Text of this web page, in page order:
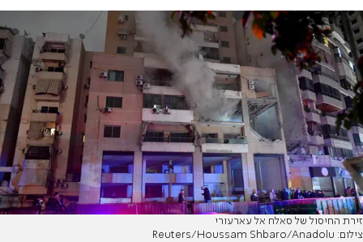
זירת החיסול של סאלח אל עארעורי
צילום: Reuters/Houssam Shbaro/Anadolu